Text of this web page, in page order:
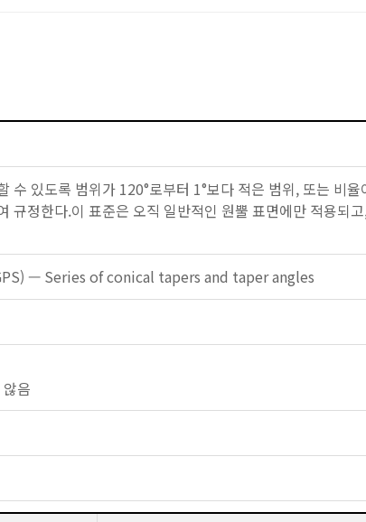
수 있도록 범위가 120°로부터 1°보다 적은 범위, 또는 비
규정한다.이 표준은 오직 일반적인 원뿔 표면에만 적용되
— Series of conical tapers and taper angles
음